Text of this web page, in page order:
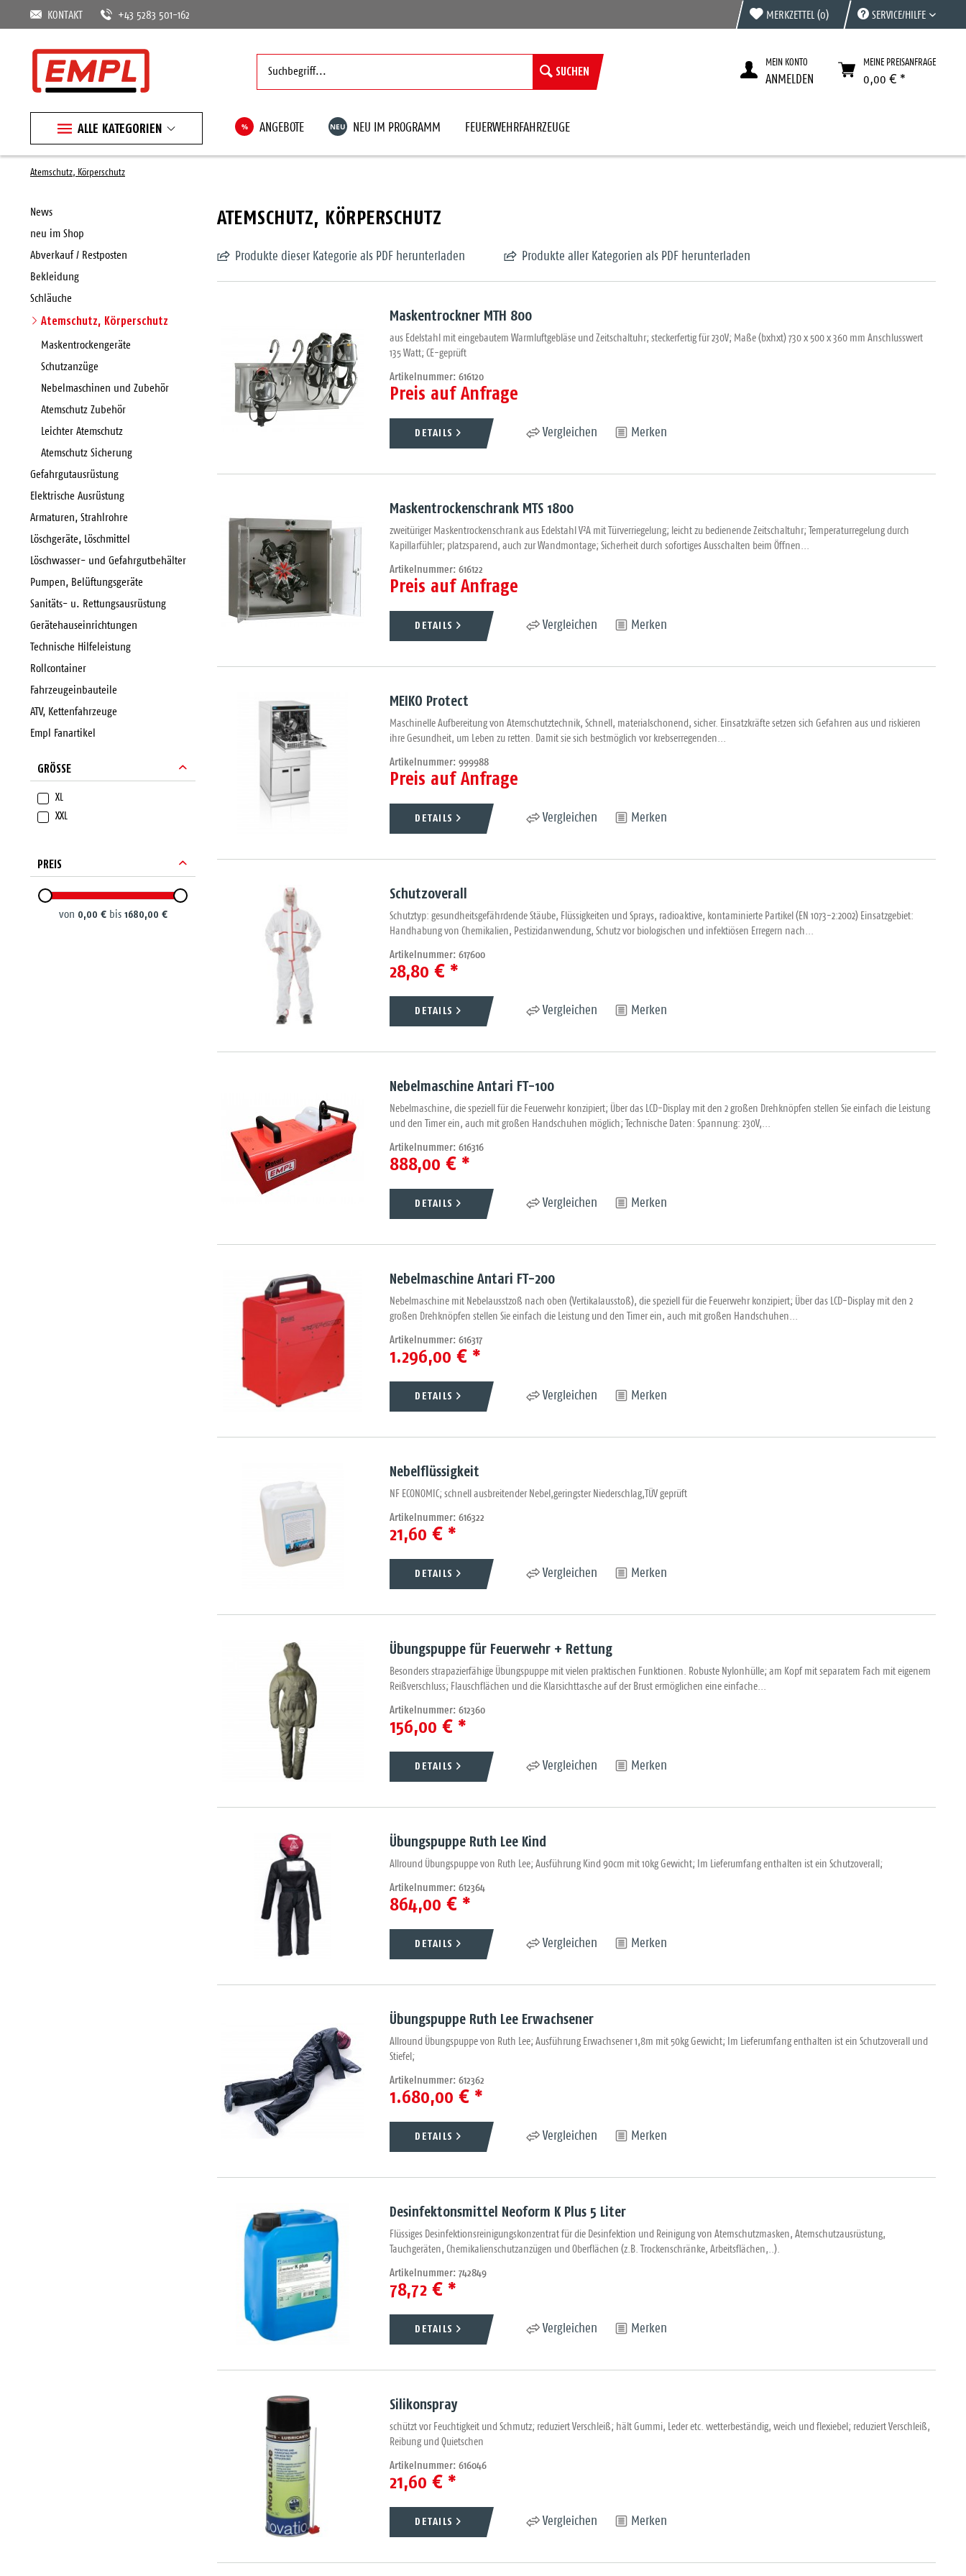
KONTAKT +43 5283 501-162 MERKZETTEL (0) SERVICE/HILFE
SUCHEN
MEIN KONTO
ANMELDEN
MEINE PREISANFRAGE
0,00 € *
ALLE KATEGORIEN % ANGEBOTE NEU NEU IM PROGRAMM FEUERWEHRFAHRZEUGE
Atemschutz, Körperschutz
News
neu im Shop
Abverkauf / Restposten
Bekleidung
Schläuche
Atemschutz, Körperschutz
Maskentrockengeräte
Schutzanzüge
Nebelmaschinen und Zubehör
Atemschutz Zubehör
Leichter Atemschutz
Atemschutz Sicherung
Gefahrgutausrüstung
Elektrische Ausrüstung
Armaturen, Strahlrohre
Löschgeräte, Löschmittel
Löschwasser- und Gefahrgutbehälter
Pumpen, Belüftungsgeräte
Sanitäts- u. Rettungsausrüstung
Gerätehauseinrichtungen
Technische Hilfeleistung
Rollcontainer
Fahrzeugeinbauteile
ATV, Kettenfahrzeuge
Empl Fanartikel
GRÖSSE
XL
XXL
PREIS
von 0,00 € bis 1680,00 €
ATEMSCHUTZ, KÖRPERSCHUTZ
Produkte dieser Kategorie als PDF herunterladen Produkte aller Kategorien als PDF herunterladen
Maskentrockner MTH 800
aus Edelstahl mit eingebautem Warmluftgebläse und Zeitschaltuhr; steckerfertig für 230V; Maße (bxhxt) 730 x 500 x 360 mm Anschlusswert
135 Watt; CE-geprüft
Artikelnummer: 616120
Preis auf Anfrage
DETAILS Vergleichen Merken
Maskentrockenschrank MTS 1800
zweitüriger Maskentrockenschrank aus Edelstahl V²A mit Türverriegelung; leicht zu bedienende Zeitschaltuhr; Temperaturregelung durch
Kapillarfühler; platzsparend, auch zur Wandmontage; Sicherheit durch sofortiges Ausschalten beim Öffnen...
Artikelnummer: 616122
Preis auf Anfrage
DETAILS Vergleichen Merken
MEIKO Protect
Maschinelle Aufbereitung von Atemschutztechnik, Schnell, materialschonend, sicher. Einsatzkräfte setzen sich Gefahren aus und riskieren
ihre Gesundheit, um Leben zu retten. Damit sie sich bestmöglich vor krebserregenden...
Artikelnummer: 999988
Preis auf Anfrage
DETAILS Vergleichen Merken
Schutzoverall
Schutztyp: gesundheitsgefährdende Stäube, Flüssigkeiten und Sprays, radioaktive, kontaminierte Partikel (EN 1073-2:2002) Einsatzgebiet:
Handhabung von Chemikalien, Pestizidanwendung, Schutz vor biologischen und infektiösen Erregern nach...
Artikelnummer: 617600
28,80 € *
DETAILS Vergleichen Merken
Nebelmaschine Antari FT-100
Nebelmaschine, die speziell für die Feuerwehr konzipiert; Über das LCD-Display mit den 2 großen Drehknöpfen stellen Sie einfach die Leistung
und den Timer ein, auch mit großen Handschuhen möglich; Technische Daten: Spannung: 230V,...
Artikelnummer: 616316
888,00 € *
DETAILS Vergleichen Merken
Nebelmaschine Antari FT-200
Nebelmaschine mit Nebelausstzoß nach oben (Vertikalausstoß), die speziell für die Feuerwehr konzipiert; Über das LCD-Display mit den 2
großen Drehknöpfen stellen Sie einfach die Leistung und den Timer ein, auch mit großen Handschuhen...
Artikelnummer: 616317
1.296,00 € *
DETAILS Vergleichen Merken
Nebelflüssigkeit
NF ECONOMIC; schnell ausbreitender Nebel,geringster Niederschlag,TÜV geprüft
Artikelnummer: 616322
21,60 € *
DETAILS Vergleichen Merken
Übungspuppe für Feuerwehr + Rettung
Besonders strapazierfähige Übungspuppe mit vielen praktischen Funktionen. Robuste Nylonhülle; am Kopf mit separatem Fach mit eigenem
Reißverschluss; Flauschflächen und die Klarsichttasche auf der Brust ermöglichen eine einfache...
Artikelnummer: 612360
156,00 € *
DETAILS Vergleichen Merken
Übungspuppe Ruth Lee Kind
Allround Übungspuppe von Ruth Lee; Ausführung Kind 90cm mit 10kg Gewicht; Im Lieferumfang enthalten ist ein Schutzoverall;
Artikelnummer: 612364
864,00 € *
DETAILS Vergleichen Merken
Übungspuppe Ruth Lee Erwachsener
Allround Übungspuppe von Ruth Lee; Ausführung Erwachsener 1,8m mit 50kg Gewicht; Im Lieferumfang enthalten ist ein Schutzoverall und
Stiefel;
Artikelnummer: 612362
1.680,00 € *
DETAILS Vergleichen Merken
Desinfektonsmittel Neoform K Plus 5 Liter
Flüssiges Desinfektionsreinigungskonzentrat für die Desinfektion und Reinigung von Atemschutzmasken, Atemschutzausrüstung,
Tauchgeräten, Chemikalienschutzanzügen und Oberflächen (z.B. Trockenschränke, Arbeitsflächen,..).
Artikelnummer: 742849
78,72 € *
DETAILS Vergleichen Merken
Silikonspray
schützt vor Feuchtigkeit und Schmutz; reduziert Verschleiß; hält Gummi, Leder etc. wetterbeständig, weich und flexiebel; reduziert Verschleiß,
Reibung und Quietschen
Artikelnummer: 616046
21,60 € *
DETAILS Vergleichen Merken